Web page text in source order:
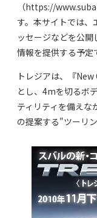
（https://
す。本サイトでは、
ッセージなどを公
情報を提供する予定
トレジアは、『
とし、4mを切るボ
ティリティを備え
の提案する"ツーリ